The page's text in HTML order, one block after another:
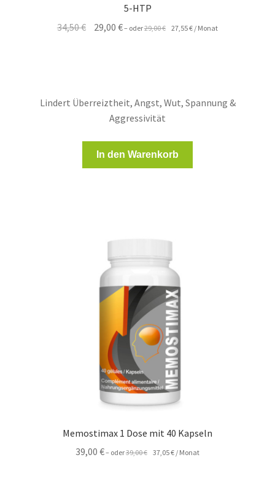
5-HTP
34,50€ Ursprünglicher
29,00 €Aktueller
–oder29,00€ Ursprünglicher
27,55€Aktueller
/ Monat
Lindert Überreiztheit, Angst, Wut, Spannung &
Aggressivität
In den Warenkorb
Memostimax 1 Dose mit 40 Kapseln
39,00 €–oder39,00€ Ursprünglicher
37,05€Aktueller
/ Monat